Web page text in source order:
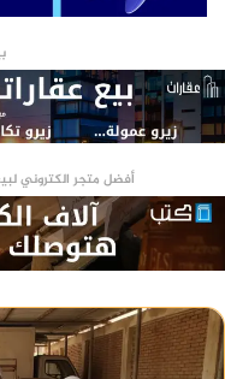
أفضل متجر الكتروني